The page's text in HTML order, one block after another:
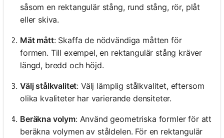
såsom en rektangulär stång, rund stång, rör, plåt
eller skiva.
Mät mått: Skaffa de nödvändiga måtten för
formen. Till exempel, en rektangulär stång kräver
längd, bredd och höjd.
Välj stålkvalitet: Välj lämplig stålkvalitet, eftersom
olika kvaliteter har varierande densiteter.
Beräkna volym: Använd geometriska formler för att
beräkna volymen av ståldelen. För en rektangulär